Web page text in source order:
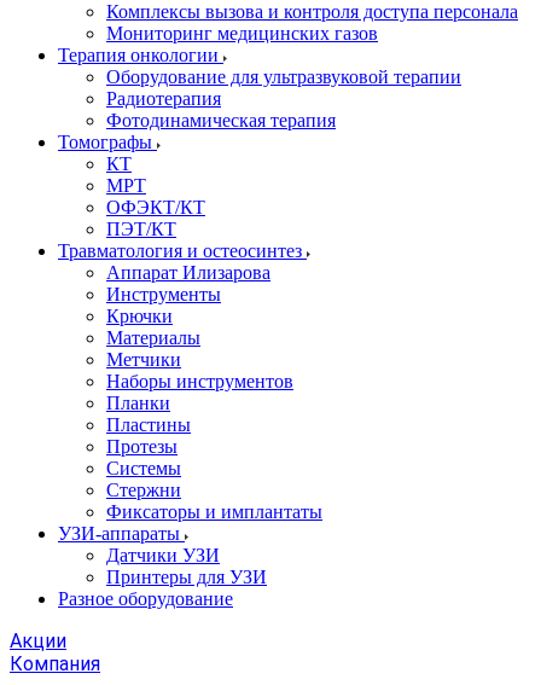
Комплексы вызова и контроля доступа персонала
Мониторинг медицинских газов
Терапия онкологии
Оборудование для ультразвуковой терапии
Радиотерапия
Фотодинамическая терапия
Томографы
КТ
МРТ
ОФЭКТ/КТ
ПЭТ/КТ
Травматология и остеосинтез
Аппарат Илизарова
Инструменты
Крючки
Материалы
Метчики
Наборы инструментов
Планки
Пластины
Протезы
Системы
Стержни
Фиксаторы и имплантаты
УЗИ-аппараты
Датчики УЗИ
Принтеры для УЗИ
Разное оборудование
Акции
Компания